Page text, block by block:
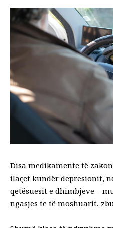
Disa medikamente të
ilaçet kundër depresionit,
qetësuesit e dhimbjeve –
ngasjes te të moshuarit,